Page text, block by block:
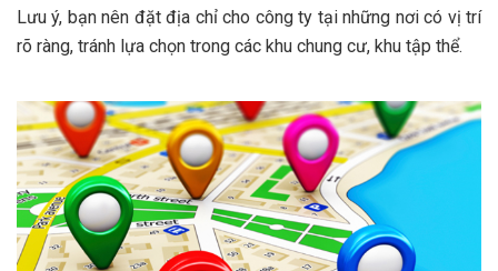
Lưu ý, bạn nên đặt địa chỉ cho công ty tại những nơi có vị trí
rõ ràng, tránh lựa chọn trong các khu chung cư, khu tập thể.